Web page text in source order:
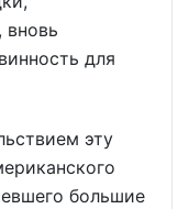
вновь
для
эту
большие